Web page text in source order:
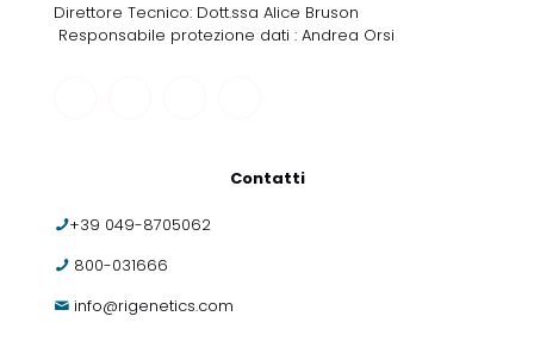
Direttore Tecnico: Dott.ssa Alice Bruson
Responsabile protezione dati : Andrea Orsi
Contatti
+39 049-8705062
800-031666
info@rigenetics.com